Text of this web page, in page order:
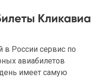
Кликавиа
России сервис по
авиабилетов
имеет самую